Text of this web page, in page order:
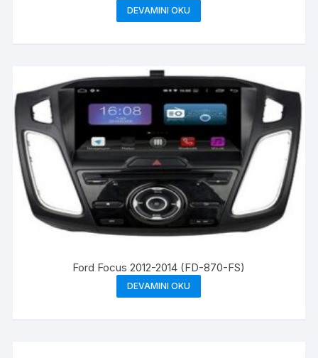
DEVAMINI OKU
Ford Focus 2012-2014 (FD-870-FS)
DEVAMINI OKU